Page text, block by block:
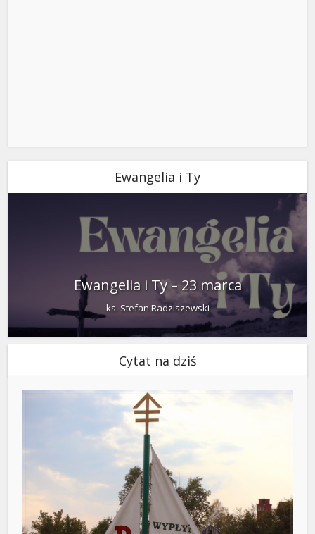
Ewangelia i Ty
Ewangelia i Ty – 23 marca
ks. Stefan Radziszewski
Cytat na dziś